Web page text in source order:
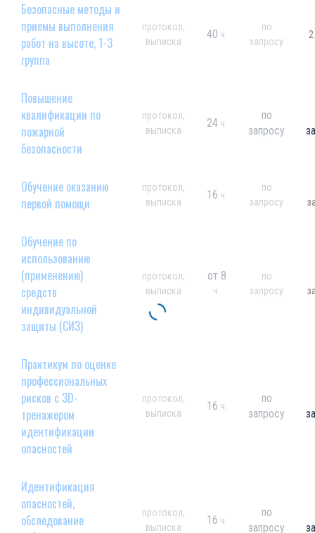
Безопасные методы и
приемы выполнения
работ на высоте, 1-3
группа
протокол,
выписка
40 ч.
по
запросу
Повышение
квалификации по
пожарной
безопасности
протокол,
выписка
24ч.
по
запросу
Обучение оказанию
первой помощи
протокол,
выписка
16 ч.
по
запросу
Обучение по
использованию
(применению)
средств
индивидуальной
защиты (СИЗ)
протокол,
выписка
от 8
ч.
по
запросу
Практикум по оценке
профессиональных
рисков с 3D-
тренажером
идентификации
опасностей
протокол,
выписка
16 ч.
по
запросу
Идентификация
опасностей,
обследование
протокол,
выписка
16 ч.
по
запросу